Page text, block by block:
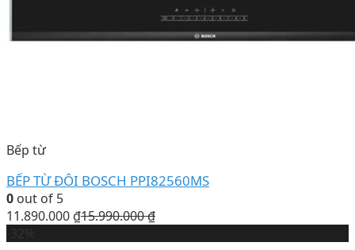
Bếp từ
BẾP TỪ ĐÔI BOSCH PPI82560MS
0 out of 5
11.890.000 ₫15.990.000₫